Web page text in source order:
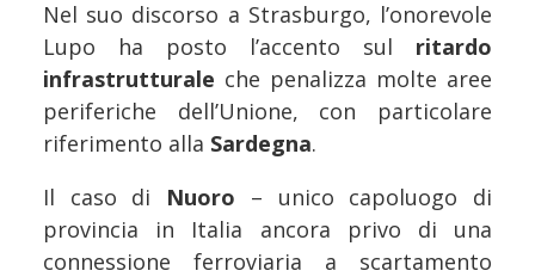
Nel suo discorso a Strasburgo, l’onorevole
Lupo ha posto l’accento sul ritardo
infrastrutturale che penalizza molte aree
periferiche dell’Unione, con particolare
riferimento alla Sardegna.
Il caso di Nuoro – unico capoluogo di
provincia in Italia ancora privo di una
connessione ferroviaria a scartamento